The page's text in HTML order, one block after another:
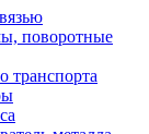
поворотные
транспорта